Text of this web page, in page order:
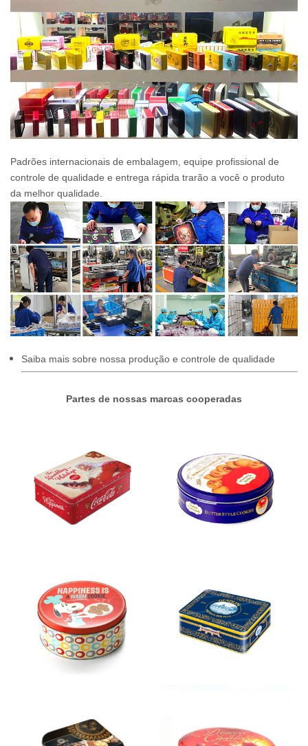
Padrões internacionais de embalagem, equipe profissional de
controle de qualidade e entrega rápida trarão a você o produto
da melhor qualidade.
Saiba mais sobre nossa produção e controle de qualidade
Partes de nossas marcas cooperadas